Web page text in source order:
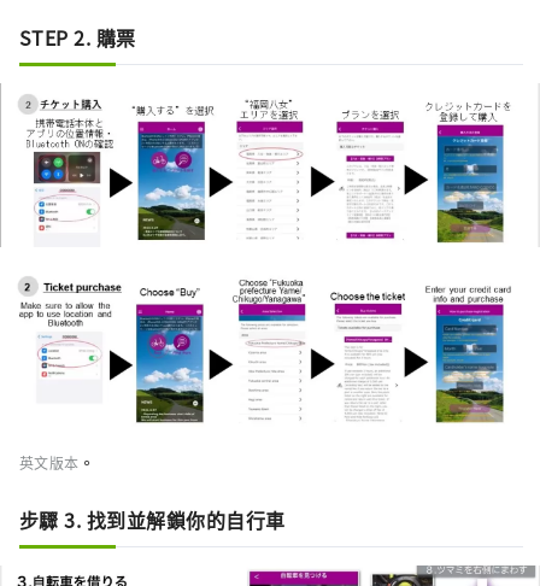
STEP 2. 購票
英文版本 。
步驟 3. 找到並解鎖你的自行車